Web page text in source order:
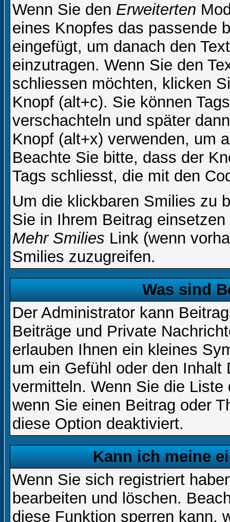
Wenn Sie den Erweiterten
eines Knopfes das passende
eingefügt, um danach den
einzutragen. Wenn Sie den
schliessen möchten, klicken
Knopf (alt+c). Sie können
verschachteln und später
Knopf (alt+x) verwenden, um
Beachte Sie bitte, dass der
Tags schliesst, die mit den
Um die klickbaren Smilies zu
Sie in Ihrem Beitrag
Mehr Smilies Link (wenn
Smilies zuzugreifen.
Was sind
Der Administrator kann
Beiträge und Private
erlauben Ihnen ein kleines
um ein Gefühl oder den
vermitteln. Wenn Sie die
wenn Sie einen Beitrag oder
diese Option deaktiviert.
Kann ich meine
Wenn Sie sich registriert
bearbeiten und löschen.
diese Funktion sperren kann,